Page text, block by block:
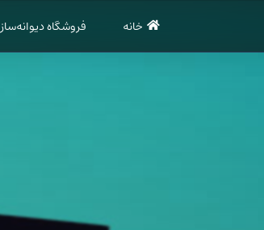
خانه فروشگاه دیوانه‌ساز